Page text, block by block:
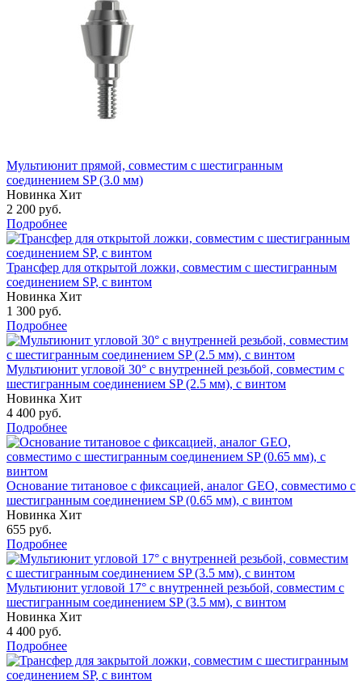
Мультиюнит прямой, совместим с шестигранным
соединением SP (3.0 мм)
Новинка Хит
2 200 руб.
Подробнее
Трансфер для открытой ложки, совместим с шестигранным
соединением SP, с винтом
Новинка Хит
1 300 руб.
Подробнее
Мультиюнит угловой 30° с внутренней резьбой, совместим с
шестигранным соединением SP (2.5 мм), с винтом
Новинка Хит
4 400 руб.
Подробнее
Основание титановое с фиксацией, аналог GEO, совместимо с
шестигранным соединением SP (0.65 мм), с винтом
Новинка Хит
655 руб.
Подробнее
Мультиюнит угловой 17° с внутренней резьбой, совместим с
шестигранным соединением SP (3.5 мм), с винтом
Новинка Хит
4 400 руб.
Подробнее